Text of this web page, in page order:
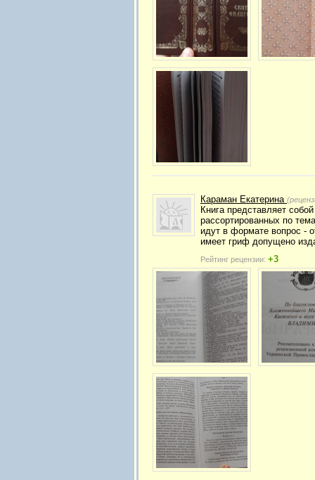
Караман Екатерина
Книга представляет
рассортированных по
идут в формате вопрос -
имеет гриф допущено
Рейтинг рецензии: +3